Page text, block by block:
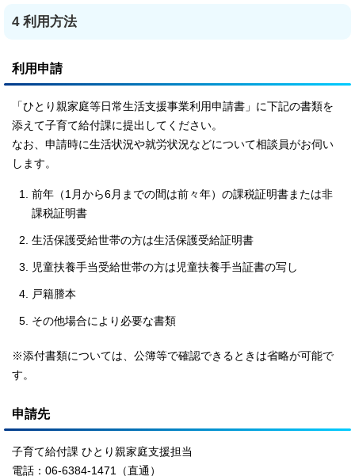
4 利用方法
利用申請
「ひとり親家庭等日常生活支援事業利用申請書」に下記の書類を
添えて子育て給付課に提出してください。
なお、申請時に生活状況や就労状況などについて相談員がお伺い
します。
前年（1月から6月までの間は前々年）の課税証明書または非
課税証明書
生活保護受給世帯の方は生活保護受給証明書
児童扶養手当受給世帯の方は児童扶養手当証書の写し
戸籍謄本
その他場合により必要な書類
※添付書類については、公簿等で確認できるときは省略が可能で
す。
申請先
子育て給付課 ひとり親家庭支援担当
電話：06-6384-1471（直通）